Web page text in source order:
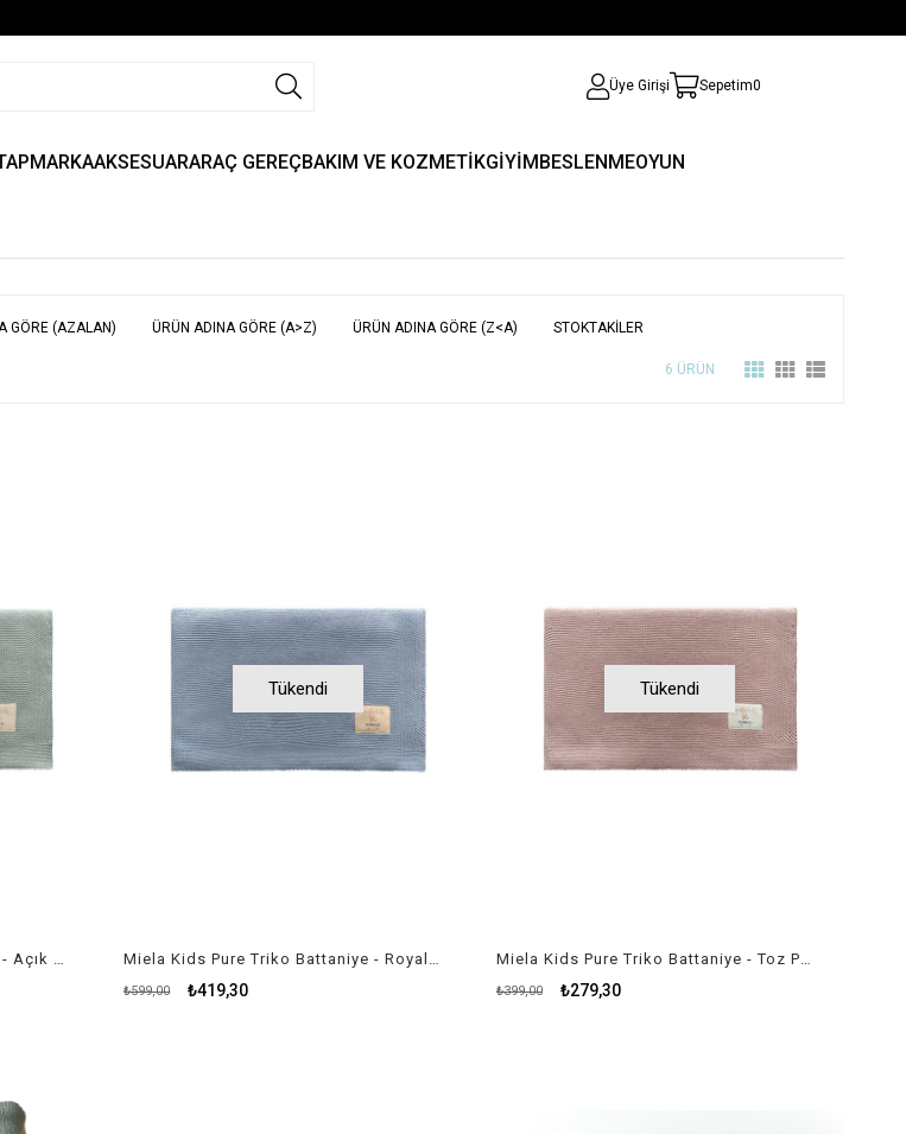
Üye Girişi Sepetim0
MARKAAKSESUARARAÇ GEREÇBAKIM VE KOZMETİKGİYİMBESLENMEOYUN
GÖRE (AZALAN) ÜRÜN ADINA GÖRE (A>Z) ÜRÜN ADINA GÖRE (Z<A) STOKTAKILER
6 ÜRÜN
Tükendi
₺419,30
₺599,00
Tükendi
₺279,30
₺399,00